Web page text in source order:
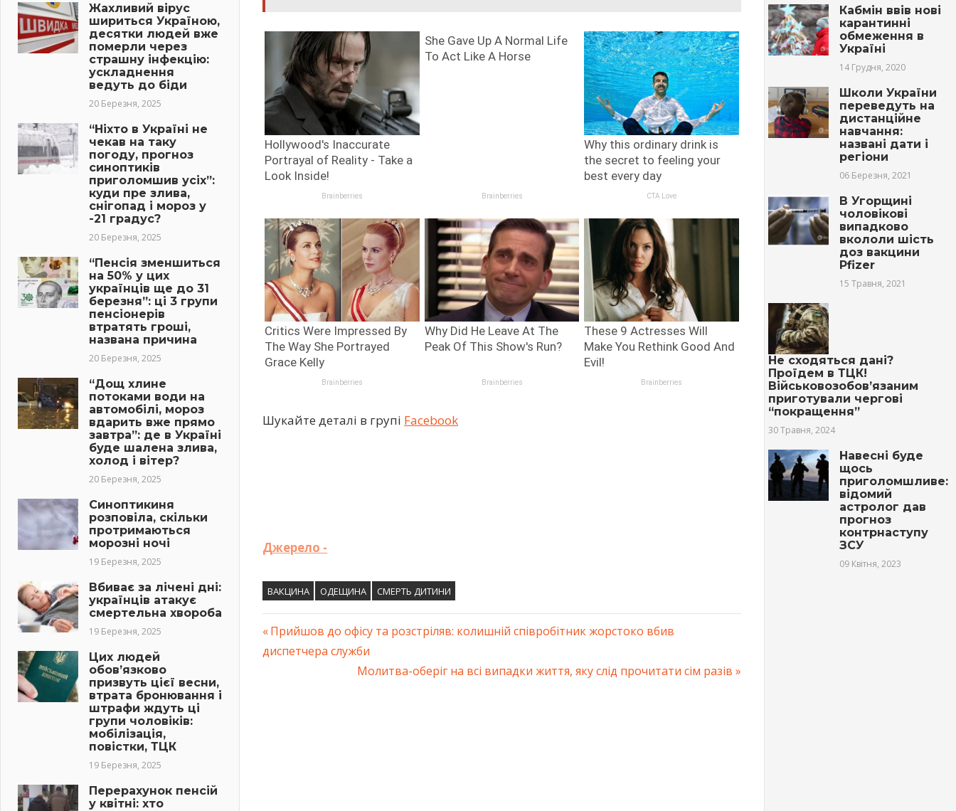
Шукайте деталі в групі Facebook
Джерело -
ВАКЦИНА ОДЕЩИНА СМЕРТЬ ДИТИНИ
Навігація
Previous
Post:
Прийшов до офісу та розстріляв: колишній співробітник жорстоко вбив
диспетчера служби
Next
Молитва-оберіг на всі випадки життя, яку слід прочитати сім разів
Жахливий вірус
шириться Україною,
десятки людей вже
померли через
страшну інфекцію:
ускладнення
ведуть до біди
20 Березня, 2025
“Ніхто в Україні не
чекав на таку
погоду, прогноз
синоптиків
приголомшив усіх”:
куди пре злива,
снігопад і мороз у
-21 градус?
20 Березня, 2025
“Пенсія зменшиться
на 50% у цих
українців ще до 31
березня”: ці 3 групи
пенсіонерів
втратять гроші,
названа причина
20 Березня, 2025
“Дощ хлине
потоками води на
автомобілі, мороз
вдарить вже прямо
завтра”: де в Україні
буде шалена злива,
холод і вітер?
20 Березня, 2025
Синоптикиня
розповіла, скільки
протримаються
морозні ночі
19 Березня, 2025
Вбиває за лічені дні:
українців атакує
смертельна хвороба
19 Березня, 2025
Цих людей
обов’язково
призвуть цієї весни,
втрата бронювання і
штрафи ждуть ці
групи чоловіків:
мобілізація,
повістки, ТЦК
19 Березня, 2025
Перерахунок пенсій
у квітні: хто
Кабмін ввів нові
карантинні
обмеження в
Україні
14 Грудня, 2020
Школи України
переведуть на
дистанційне
навчання:
названі дати і
регіони
06 Березня, 2021
В Угорщині
чоловікові
випадково
вкололи шість
доз вакцини
Pfizer
15 Травня, 2021
Не сходяться дані?
Проїдем в ТЦК!
Військовозобов’язаним
приготували чергові
“покращення”
30 Травня, 2024
Навесні буде
щось
приголомшливе:
відомий
астролог дав
прогноз
контрнаступу
ЗСУ
09 Квітня, 2023